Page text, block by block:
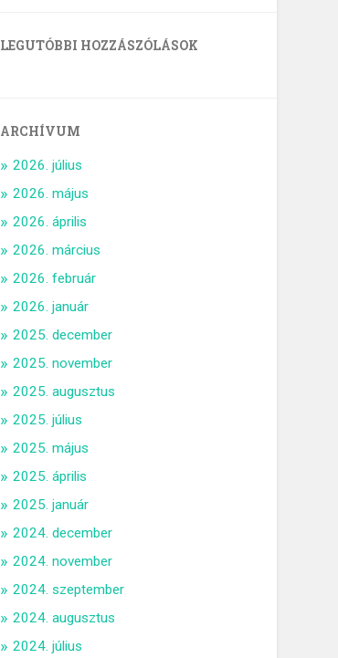
LEGUTÓBBI HOZZÁSZÓLÁSOK
ARCHÍVUM
2026. július
2026. május
2026. április
2026. március
2026. február
2026. január
2025. december
2025. november
2025. augusztus
2025. július
2025. május
2025. április
2025. január
2024. december
2024. november
2024. szeptember
2024. augusztus
2024. július